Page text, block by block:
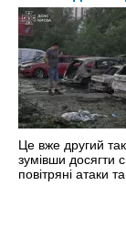
Це вже другий
зумівши досягти
повітряні атаки